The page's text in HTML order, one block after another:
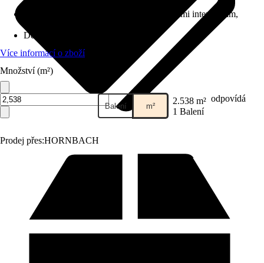
Prodej přes:HORNBACH
34 - Komerční prostory s velmi intenzivním,
Dekor / vzor
Více informací o zboží
Množství (m²)
Balení m² 2.538 m² odpovídá
1 Balení